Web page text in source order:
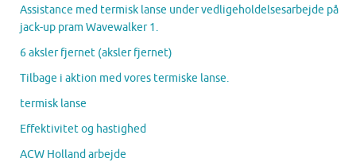
Assistance med termisk lanse under vedligeholdelsesarbejde på
jack-up pram Wavewalker 1.
6 aksler fjernet (aksler fjernet)
Tilbage i aktion med vores termiske lanse.
termisk lanse
Effektivitet og hastighed
ACW Holland arbejde